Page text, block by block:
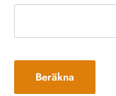
Beräkna